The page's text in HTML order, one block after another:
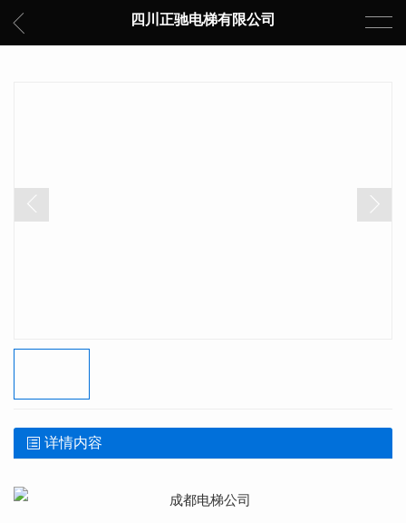
四川正驰电梯有限公司
详情内容